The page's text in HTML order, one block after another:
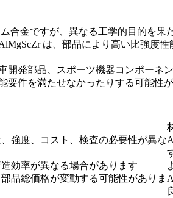
合金ですが、異なる工学的目的を
は、部品により高い比強度
発部品、スポーツ機器コンポーネ
件を満たせなかったりする可能性が
強度、コスト、検査の必要性が異な
効率が異なる場合があります
品総価格が変動する可能性がありま